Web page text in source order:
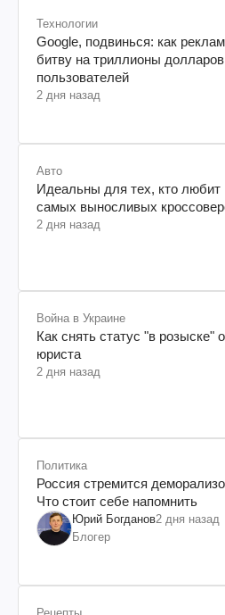
Технологии
Google, подвинься: как
битву на триллионы
пользователей
2 дня назад
Авто
Идеальны для тех, кто любит
самых выносливых
2 дня назад
Война в Украине
Как снять статус "в розыске"
юриста
2 дня назад
Политика
Россия стремится
Что стоит себе напомнить
Юрий Богданов2 дня назад
Блогер